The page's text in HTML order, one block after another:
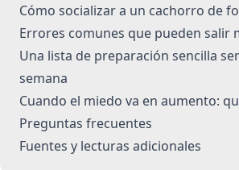
Cómo socializar a un cachorro de
Errores comunes que pueden salir
Una lista de preparación sencilla
semana
Cuando el miedo va en aumento:
Preguntas frecuentes
Fuentes y lecturas adicionales